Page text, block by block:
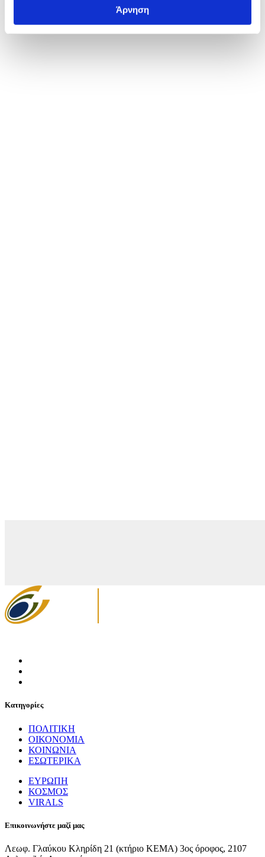
Άρνηση
Κατηγορίες
ΠΟΛΙΤΙΚΗ
ΟΙΚΟΝΟΜΙΑ
ΚΟΙΝΩΝΙΑ
ΕΣΩΤΕΡΙΚΑ
ΕΥΡΩΠΗ
ΚΟΣΜΟΣ
VIRALS
Επικοινωνήστε μαζί μας
Λεωφ. Γλαύκου Κληρίδη 21 (κτήριο ΚΕΜΑ) 3ος όροφος, 2107